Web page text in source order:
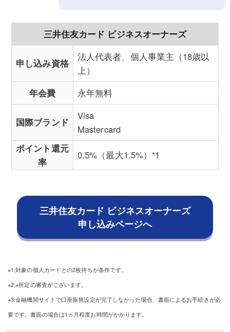
三井住友カード ビジネスオーナーズ
申し込み資格
法人代表者、個人事業主（18歳以
上）
年会費
永年無料
国際ブランド
Visa
Mastercard
ポイント還元
率
0.5%（最大1.5%）*1
三井住友カード ビジネスオーナーズ
申し込みページへ
※1:対象の個人カードとの2枚持ちが条件です。
※2:※所定の審査がございます。
※3:金融機関サイトで口座振替設定が完了しなかった場合、書面によるお手続きが必
要です。書面の場合は1ヵ月程度お時間がかかります。